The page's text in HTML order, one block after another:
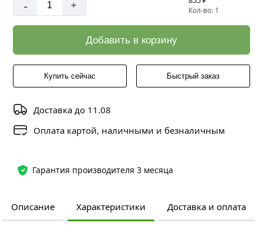
Гарантия производителя 3 месяца
- + Кол-во: 1
Добавить в корзину
Купить сейчас Быстрый заказ
Доставка до 11.08
Оплата картой, наличными и безналичным
Описание Характеристики Доставка и оплата